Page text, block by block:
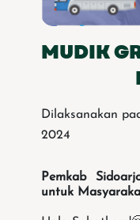
MUDIK
Dilaksanakan
2024
Pemkab
untuk